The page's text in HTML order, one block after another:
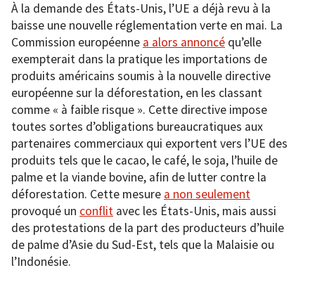
À la demande des États-Unis, l’UE a déjà revu à la
baisse une nouvelle réglementation verte en mai. La
Commission européenne a alors annoncé qu’elle
exempterait dans la pratique les importations de
produits américains soumis à la nouvelle directive
européenne sur la déforestation, en les classant
comme « à faible risque ». Cette directive impose
toutes sortes d’obligations bureaucratiques aux
partenaires commerciaux qui exportent vers l’UE des
produits tels que le cacao, le café, le soja, l’huile de
palme et la viande bovine, afin de lutter contre la
déforestation. Cette mesure a non seulement
provoqué un conflit avec les États-Unis, mais aussi
des protestations de la part des producteurs d’huile
de palme d’Asie du Sud-Est, tels que la Malaisie ou
l’Indonésie.